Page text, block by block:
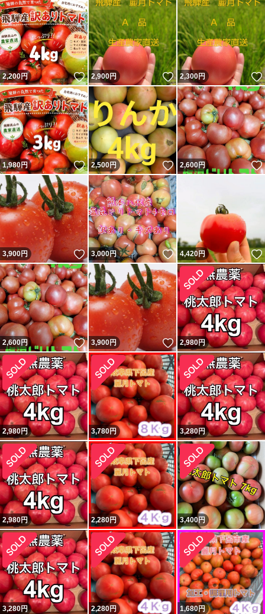
2,200円 いいね！
2,900円 いいね！
2,300円
1,980円 いいね！
2,500円 いいね！
2,600円
3,900円 いいね！
3,000円 いいね！
4,420円
2,600円 いいね！
3,900円 いいね！
2,980円
2,980円 3,780円 3,280円
2,980円 2,280円 3,400円
3,280円 2,280円 1,680円